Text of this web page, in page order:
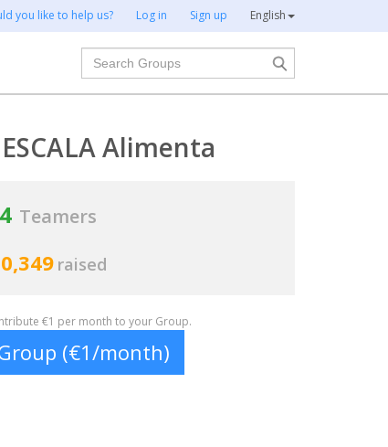
you like to help us? Log in Sign up English
Search
Alimenta
Teamers
raised
€1 per month to your Group.
(€1/month)